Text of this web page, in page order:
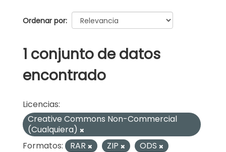
Ordenar por
1 conjunto de datos
encontrado
Licencias:
Creative Commons Non-Commercial
(Cualquiera)
Formatos:
RAR ZIP
ODS